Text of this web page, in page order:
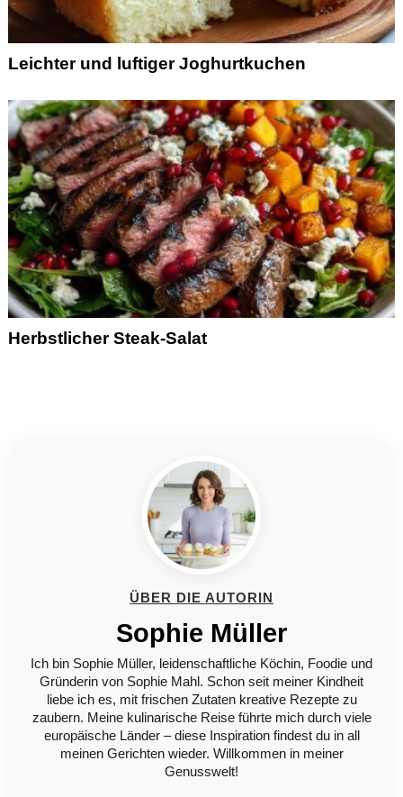
Leichter und luftiger Joghurtkuchen
Herbstlicher Steak-Salat
ÜBER DIE AUTORIN
Sophie Müller
Ich bin Sophie Müller, leidenschaftliche Köchin, Foodie und
Gründerin von Sophie Mahl. Schon seit meiner Kindheit
liebe ich es, mit frischen Zutaten kreative Rezepte zu
zaubern. Meine kulinarische Reise führte mich durch viele
europäische Länder – diese Inspiration findest du in all
meinen Gerichten wieder. Willkommen in meiner
Genusswelt!